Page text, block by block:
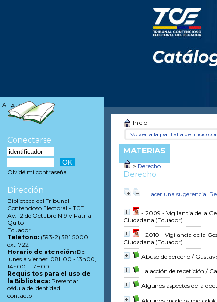
Inicio
Volver a la pantalla de inicio
MATERIAS
> Derecho
Derecho
Hacer una sugerencia
- 2009 - Vigilancia de la
Ciudadana (Ecuador)
- 2010 - Vigilancia de la
Ciudadana (Ecuador)
Abuso de derecho /
La acción de repetición /
Algunos aspectos de la
Algunos modelos
A- A A+
Conectarse
Olvidé mi contraseña
Dirección
Biblioteca del Tribunal
Contencioso Electoral - TCE
Av. 12 de Octubre N19 y Patria
Quito
Ecuador
Teléfono: (593-2) 381 5000
ext. 722
Horario de atención: De
lunes a viernes: 08H00 - 13h00,
14h00 - 17H00
Requisitos para el uso de
la Biblioteca: Presentar
cédula de identidad
contacto